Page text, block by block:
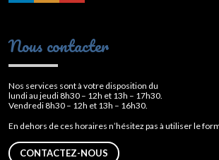
Nous contacter
Nos services sont à votre disposition du
lundi au jeudi 8h30 – 12h et 13h – 17h30.
Vendredi 8h30 – 12h et 13h – 16h30.
En dehors de ces horaires n’hésitez pas à utiliser le
CONTACTEZ-NOUS